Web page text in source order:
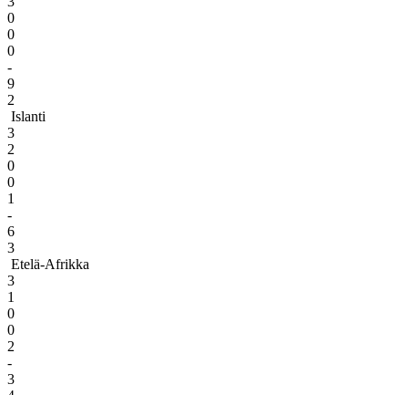
0
0
0
-
9
2
Islanti
3
2
0
0
1
-
6
3
Etelä-Afrikka
3
1
0
0
2
-
3